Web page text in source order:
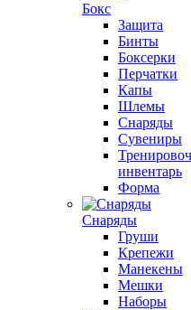
Бокс
Защита
Бинты
Боксерки
Перчатки
Капы
Шлемы
Снаряды
Сувениры
инвентарь
Форма
Снаряды
Груши
Крепежи
Манекены
Мешки
Наборы